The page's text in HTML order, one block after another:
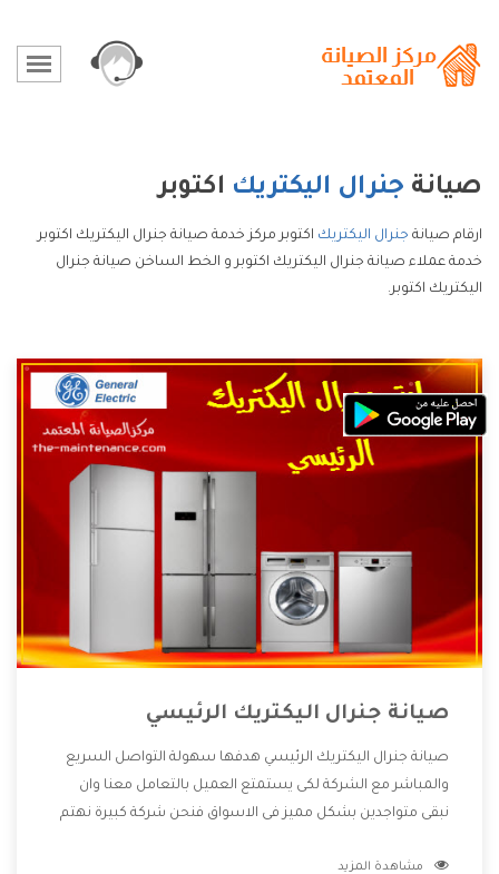
صيانة جنرال اليكتريك اكتوبر
ارقام صيانة جنرال اليكتريك اكتوبر مركز خدمة صيانة جنرال اليكتريك اكتوبر
خدمة عملاء صيانة جنرال اليكتريك اكتوبر و الخط الساخن صيانة جنرال
اليكتريك اكتوبر.
صيانة جنرال اليكتريك الرئيسي
صيانة جنرال اليكتريك الرئيسي هدفها سهولة التواصل السريع
والمباشر مع الشركة لكى يستمتع العميل بالتعامل معنا وان
نبقى متواجدين بشكل مميز فى الاسواق فنحن شركة كبيرة نهتم
الشركة بها والتى تكون منها خدمة الصيانة التى تكون من أهم
مشاهدة المزيد